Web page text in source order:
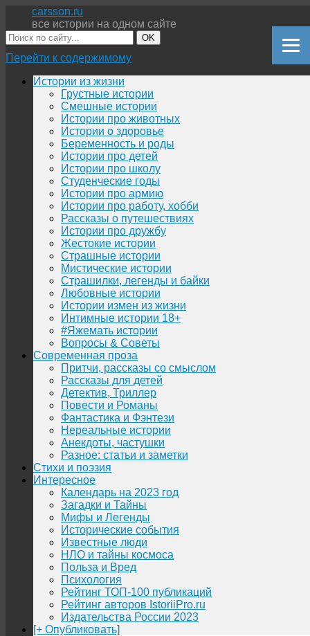
carsson.ru
все истории на одном сайте
OK
Перейти к содержимому
Истории из жизни
Грустные истории
Смешные истории
Истории про животных
Истории о здоровье
Беременность и роды
Истории про детей
Истории про школу
Студенческие годы
Истории про армию
Истории про работу, хобби
Рассказы о путешествиях
Истории про дружбу
Жестокие истории
Страшные истории
Мистические истории
Страшилки, легенды и байки
Любовные истории
Истории измен из жизни
Интимные истории 18+
#Яжемать истории
Вопросы & Советы
Современная проза
Притчи, рассказы со смыслом
Рассказы для детей
Детектив, Триллер
Повести и Романы
Фантастика и Фэнтези
Нереальные истории
Анекдоты, частушки
Разное: статьи и заметки
Стихи и поэзия
Интересное
Календарь на 2023 год
Загадки и Тайны
Мифы и Легенды
Исторические события
Известные люди
НЛО и тайны космоса
Польза и Вред
Психология
Рейтинг ТОП-100 публикаций
Рейтинг авторов IstoriiPro.ru
Издательства России 2023
[+ Опубликовать]